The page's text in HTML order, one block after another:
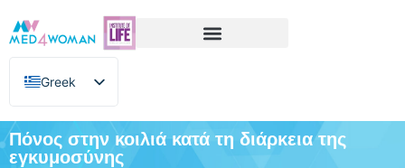
Greek
English
Πόνος στην κοιλιά κατά τη διάρκεια της
εγκυμοσύνης